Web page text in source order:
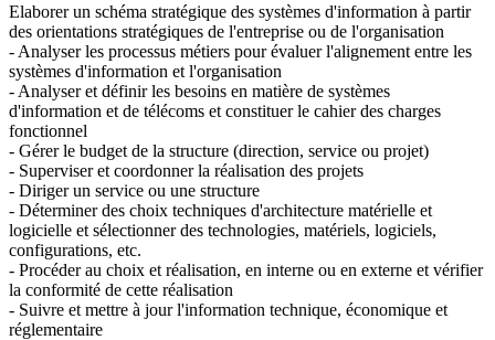
Elaborer un schéma stratégique des systèmes d'information à partir
des orientations stratégiques de l'entreprise ou de l'organisation
- Analyser les processus métiers pour évaluer l'alignement entre les
systèmes d'information et l'organisation
- Analyser et définir les besoins en matière de systèmes
d'information et de télécoms et constituer le cahier des charges
fonctionnel
- Gérer le budget de la structure (direction, service ou projet)
- Superviser et coordonner la réalisation des projets
- Diriger un service ou une structure
- Déterminer des choix techniques d'architecture matérielle et
logicielle et sélectionner des technologies, matériels, logiciels,
configurations, etc.
- Procéder au choix et réalisation, en interne ou en externe et vérifier
la conformité de cette réalisation
- Suivre et mettre à jour l'information technique, économique et
réglementaire